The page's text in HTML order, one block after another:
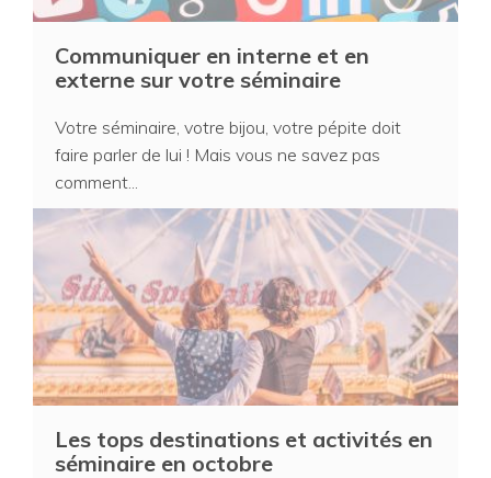
Communiquer en interne et en
externe sur votre séminaire
Votre séminaire, votre bijou, votre pépite doit
faire parler de lui ! Mais vous ne savez pas
comment...
Les tops destinations et activités en
séminaire en octobre